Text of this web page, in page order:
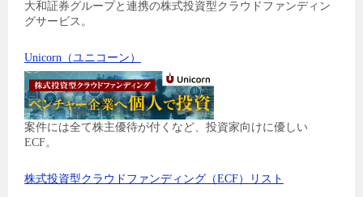
大和証券グループと連携の株式投資型クラウドファンディン
グサービス。
Unicorn（ユニコーン）
案件には全て株主優待が付くなど、投資家向けに優しい
ECF。
株式投資型クラウドファンディング（ECF）リスト